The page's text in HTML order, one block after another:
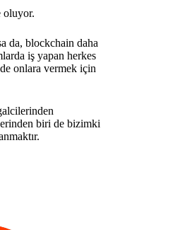
oluyor.
da, blockchain daha
iş yapan herkes
onlara vermek için
biri de bizimki